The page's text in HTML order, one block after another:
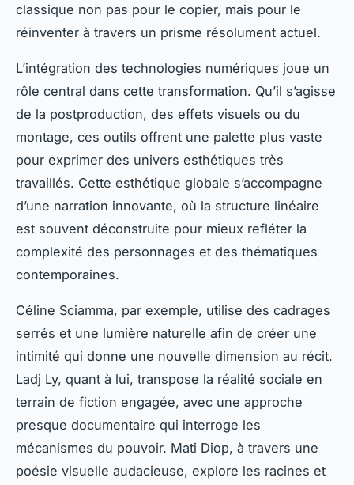
classique non pas pour le copier, mais pour le
réinventer à travers un prisme résolument actuel.
L’intégration des technologies numériques joue un
rôle central dans cette transformation. Qu’il s’agisse
de la postproduction, des effets visuels ou du
montage, ces outils offrent une palette plus vaste
pour exprimer des univers esthétiques très
travaillés. Cette esthétique globale s’accompagne
d’une narration innovante, où la structure linéaire
est souvent déconstruite pour mieux refléter la
complexité des personnages et des thématiques
contemporaines.
Céline Sciamma, par exemple, utilise des cadrages
serrés et une lumière naturelle afin de créer une
intimité qui donne une nouvelle dimension au récit.
Ladj Ly, quant à lui, transpose la réalité sociale en
terrain de fiction engagée, avec une approche
presque documentaire qui interroge les
mécanismes du pouvoir. Mati Diop, à travers une
poésie visuelle audacieuse, explore les racines et